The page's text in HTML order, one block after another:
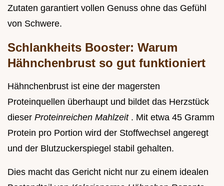
Zutaten garantiert vollen Genuss ohne das Gefühl
von Schwere.
Schlankheits Booster: Warum
Hähnchenbrust so gut funktioniert
Hähnchenbrust ist eine der magersten
Proteinquellen überhaupt und bildet das Herzstück
dieser Proteinreichen Mahlzeit . Mit etwa 45 Gramm
Protein pro Portion wird der Stoffwechsel angeregt
und der Blutzuckerspiegel stabil gehalten.
Dies macht das Gericht nicht nur zu einem idealen